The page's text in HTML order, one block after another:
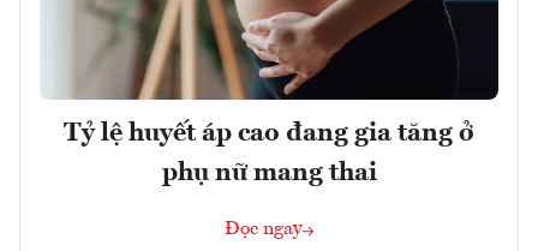
Tỷ lệ huyết áp cao đang gia tăng ở
phụ nữ mang thai
Đọc ngay